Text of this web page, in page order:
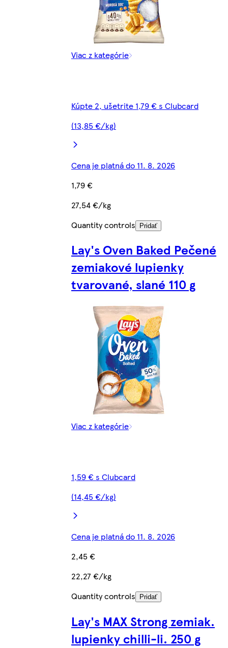
Viac z kategórie
Kúpte 2, ušetrite 1,79 € s Clubcard
(13,85 €/kg)
Cena je platná do 11. 8. 2026
1,79 €
27,54 €/kg
Quantity controls
Pridať
Lay's Oven Baked Pečené
zemiakové lupienky
tvarované, slané 110 g
Viac z kategórie
1,59 € s Clubcard
(14,45 €/kg)
Cena je platná do 11. 8. 2026
2,45 €
22,27 €/kg
Quantity controls
Pridať
Lay's MAX Strong zemiak.
lupienky chilli-li. 250 g